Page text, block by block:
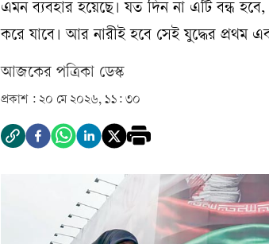
এমন ব্যবহার হয়েছে। যত দিন না এটি বন্ধ হবে,
করে যাবে। আর নারীই হবে সেই যুদ্ধের প্রথম
আজকের পত্রিকা ডেস্ক­
প্রকাশ : ২০ মে ২০২৬, ১১: ৩০